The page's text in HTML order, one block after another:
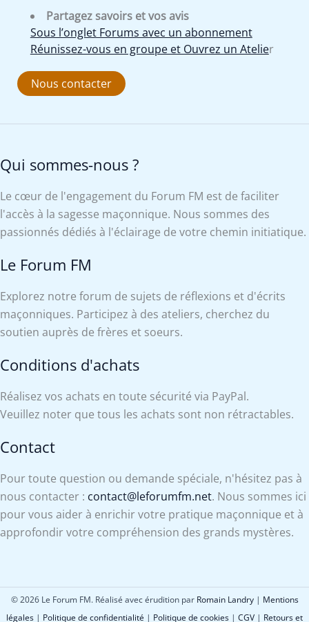
Partagez savoirs et vos avis
Sous l’onglet Forums avec un abonnement
Réunissez-vous en groupe et Ouvrez un Atelier
Nous contacter
Qui sommes-nous ?
Le cœur de l'engagement du Forum FM est de faciliter
l'accès à la sagesse maçonnique. Nous sommes des
passionnés dédiés à l'éclairage de votre chemin initiatique.
Le Forum FM
Explorez notre forum de sujets de réflexions et d'écrits
maçonniques. Participez à des ateliers, cherchez du
soutien auprès de frères et soeurs.
Conditions d'achats
Réalisez vos achats en toute sécurité via PayPal.
Veuillez noter que tous les achats sont non rétractables.
Contact
Pour toute question ou demande spéciale, n'hésitez pas à
nous contacter : contact@leforumfm.net. Nous sommes ici
pour vous aider à enrichir votre pratique maçonnique et à
approfondir votre compréhension des grands mystères.
© 2026 Le Forum FM. Réalisé avec érudition par Romain Landry| Mentions
légales | Politique de confidentialité | Politique de cookies | CGV | Retours et